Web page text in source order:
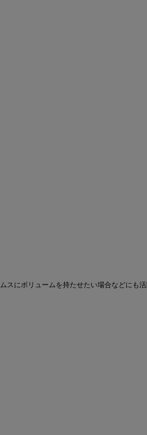
にボリュームを持たせたい場合などにも活